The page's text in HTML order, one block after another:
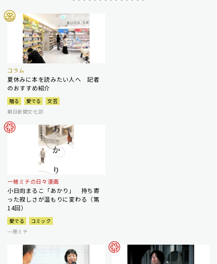
コラム
夏休みに本を読みたい人へ 記者
のおすすめ紹介
贈る 愛でる
文芸
朝日新聞文化部
一穂ミチの日々漫画
小日向まるこ「あかり」 持ち寄
った寂しさが温もりに変わる（第
14回）
愛でる
コミック
一穂ミチ